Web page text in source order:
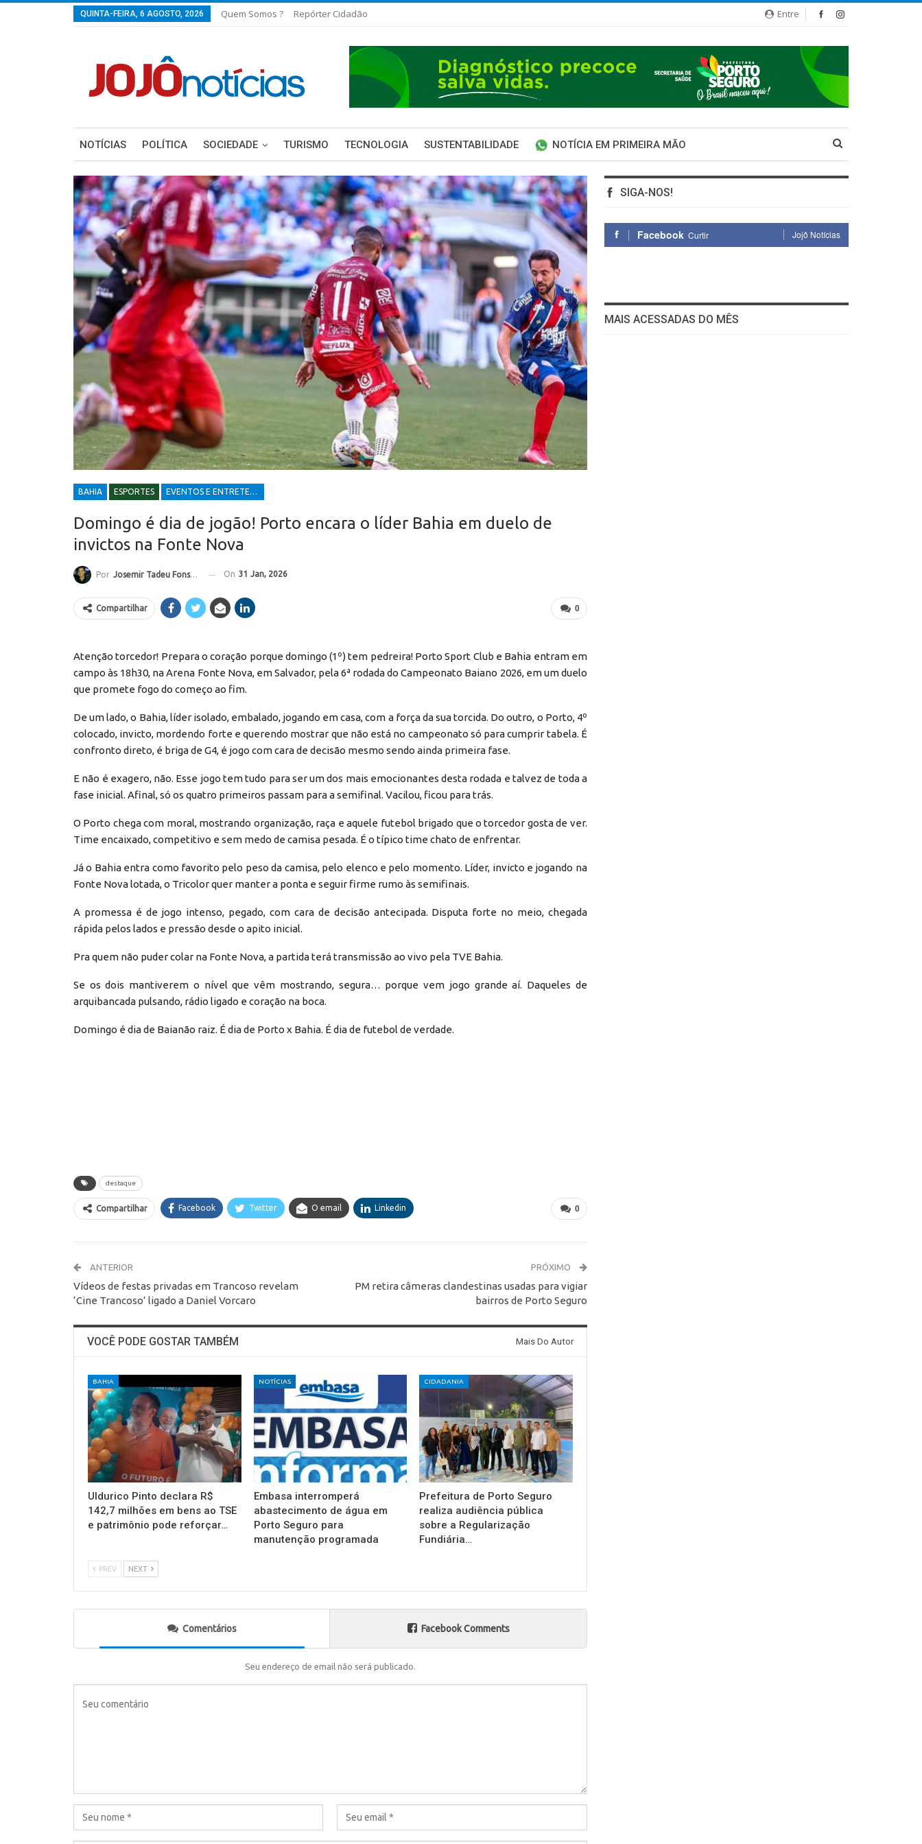
Entre
QUINTA-FEIRA, 6 AGOSTO, 2026 Quem Somos ? Repórter Cidadão
NOTÍCIAS POLÍTICA SOCIEDADE TURISMO TECNOLOGIA SUSTENTABILIDADE NOTÍCIA EM PRIMEIRA MÃO
BAHIA ESPORTES EVENTOS E ENTRETENIMENTOS
Domingo é dia de jogão! Porto encara o líder Bahia em duelo de
invictos na Fonte Nova
Por Josemir Tadeu Fonseca On 31 Jan, 2026
0
Compartilhar
Atenção torcedor! Prepara o coração porque domingo (1º) tem pedreira! Porto Sport Club e Bahia entram em
campo às 18h30, na Arena Fonte Nova, em Salvador, pela 6ª rodada do Campeonato Baiano 2026, em um duelo
que promete fogo do começo ao fim.
De um lado, o Bahia, líder isolado, embalado, jogando em casa, com a força da sua torcida. Do outro, o Porto, 4º
colocado, invicto, mordendo forte e querendo mostrar que não está no campeonato só para cumprir tabela. É
confronto direto, é briga de G4, é jogo com cara de decisão mesmo sendo ainda primeira fase.
E não é exagero, não. Esse jogo tem tudo para ser um dos mais emocionantes desta rodada e talvez de toda a
fase inicial. Afinal, só os quatro primeiros passam para a semifinal. Vacilou, ficou para trás.
O Porto chega com moral, mostrando organização, raça e aquele futebol brigado que o torcedor gosta de ver.
Time encaixado, competitivo e sem medo de camisa pesada. É o típico time chato de enfrentar.
Já o Bahia entra como favorito pelo peso da camisa, pelo elenco e pelo momento. Líder, invicto e jogando na
Fonte Nova lotada, o Tricolor quer manter a ponta e seguir firme rumo às semifinais.
A promessa é de jogo intenso, pegado, com cara de decisão antecipada. Disputa forte no meio, chegada
rápida pelos lados e pressão desde o apito inicial.
Pra quem não puder colar na Fonte Nova, a partida terá transmissão ao vivo pela TVE Bahia.
Se os dois mantiverem o nível que vêm mostrando, segura… porque vem jogo grande aí. Daqueles de
arquibancada pulsando, rádio ligado e coração na boca.
Domingo é dia de Baianão raiz. É dia de Porto x Bahia. É dia de futebol de verdade.
destaque
0
Compartilhar Facebook Twitter O email Linkedin
ANTERIOR
Vídeos de festas privadas em Trancoso revelam
‘Cine Trancoso’ ligado a Daniel Vorcaro
PRÓXIMO
PM retira câmeras clandestinas usadas para vigiar
bairros de Porto Seguro
VOCÊ PODE GOSTAR TAMBÉM Mais Do Autor
BAHIA
Uldurico Pinto declara R$
142,7 milhões em bens ao TSE
e patrimônio pode reforçar…
NOTÍCIAS
Embasa interromperá
abastecimento de água em
Porto Seguro para
manutenção programada
CIDADANIA
Prefeitura de Porto Seguro
realiza audiência pública
sobre a Regularização
Fundiária…
PREV NEXT
Comentários Facebook Comments
Seu endereço de email não será publicado.
SIGA-NOS!
Facebook Curtir Jojô Notícias
MAIS ACESSADAS DO MÊS